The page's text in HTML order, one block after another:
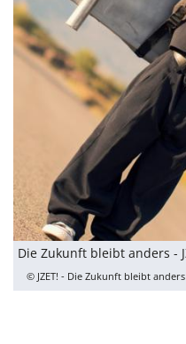
© JZET! - Die Zukunft bleibt anders